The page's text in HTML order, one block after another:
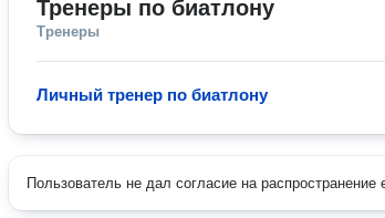
Тренеры по биатлону
Тренеры
Личный тренер по биатлону
Пользователь не дал согласие на